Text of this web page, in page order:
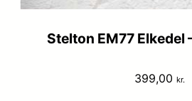
Stelton EM77 Elkedel
399,00 kr.